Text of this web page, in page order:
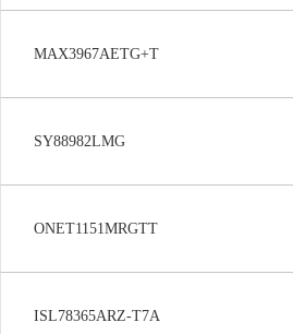
MAX3967AETG+T
SY88982LMG
ONET1151MRGTT
ISL78365ARZ-T7A